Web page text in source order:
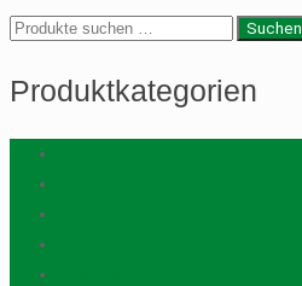
Suche
Suchen
Produktkategorien